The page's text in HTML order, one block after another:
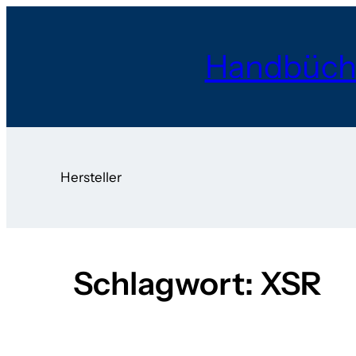
Hersteller
Schlagwort: XSR